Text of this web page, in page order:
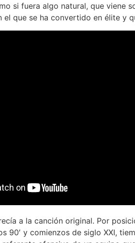
si fuera algo natural, que viene
que se ha convertido en élite y
a la canción original. Por
90′ y comienzos de siglo XXI,